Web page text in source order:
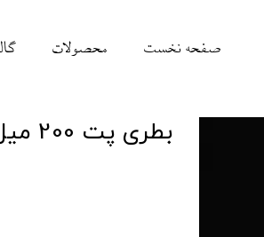
صفحه نخست محصولات
بطری پت 200 میل